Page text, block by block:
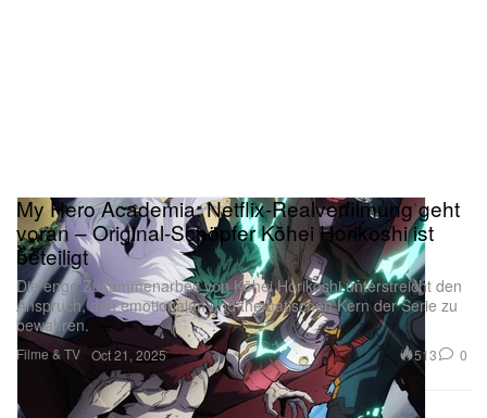
Filme & TV
My Hero Academia: Netflix-Realverfilmung geht
voran – Original-Schöpfer Kōhei Horikoshi ist
beteiligt
Die enge Zusammenarbeit von Kōhei Horikoshi unterstreicht den
Anspruch, den emotionalen und thematischen Kern der Serie zu
bewahren.
Oct 21, 2025 513 0